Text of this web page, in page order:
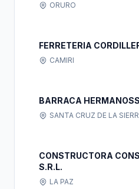
ORURO
FERRETERIA
CAMIRI
BARRACA
SANTA CRUZ DE LA
CONSTRUCTORA
S.R.L.
LA PAZ